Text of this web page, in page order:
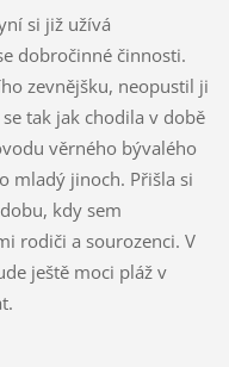
si již užívá
dobročinné činnosti.
zevnějšku, neopustil ji
tak jak chodila v době
věrného bývalého
mladý jinoch. Přišla si
kdy sem
rodiči a sourozenci. V
ještě moci pláž v